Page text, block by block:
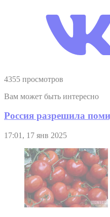
4355 просмотров
Вам может быть интересно
Россия разрешила
17:01, 17 янв 2025